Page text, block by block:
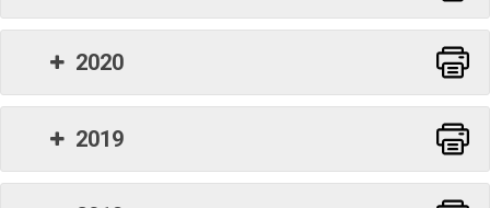
2020 Word
2019 Word